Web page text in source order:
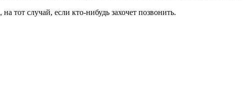
тот случай, если кто-нибудь захочет позвонить.